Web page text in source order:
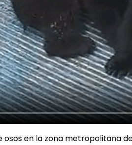
osos en la zona metropolitana